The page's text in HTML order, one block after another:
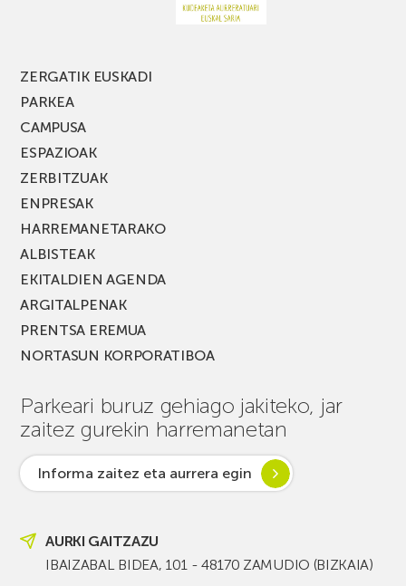
ZERGATIK EUSKADI
PARKEA
CAMPUSA
ESPAZIOAK
ZERBITZUAK
ENPRESAK
HARREMANETARAKO
ALBISTEAK
EKITALDIEN AGENDA
ARGITALPENAK
PRENTSA EREMUA
NORTASUN KORPORATIBOA
Parkeari buruz gehiago jakiteko, jar
zaitez gurekin harremanetan
Informa zaitez eta aurrera egin
AURKI GAITZAZU
IBAIZABAL BIDEA, 101 - 48170 ZAMUDIO (BIZKAIA)